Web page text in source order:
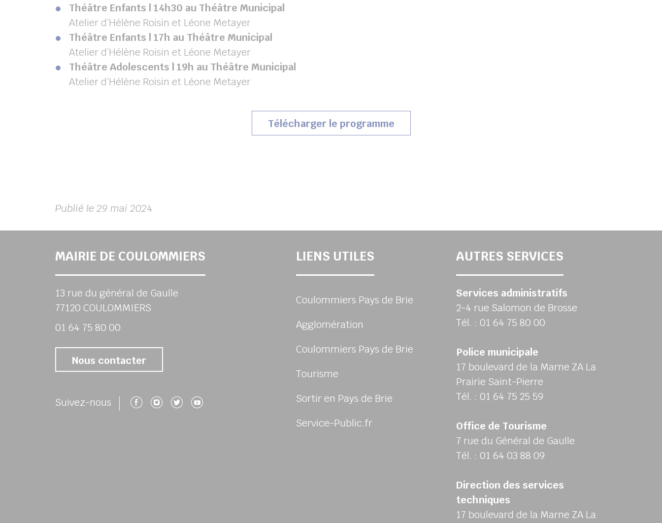
Théâtre Enfants | 14h30 au Théâtre Municipal
Atelier d’Hélène Roisin et Léone Metayer
Théâtre Enfants | 17h au Théâtre Municipal
Atelier d’Hélène Roisin et Léone Metayer
Théâtre Adolescents | 19h au Théâtre Municipal
Atelier d’Hélène Roisin et Léone Metayer
Télécharger le programme
Publié le 29 mai 2024
MAIRIE DE COULOMMIERS
13 rue du général de Gaulle
77120 COULOMMIERS
01 64 75 80 00
Nous contacter
Suivez-nous Suivez-nous sur Facebook
Suivez-nous sur Instagram
Suivez-nous sur Twitter
Suivez-nous sur Youtube
LIENS UTILES
Coulommiers Pays de Brie
Agglomération
Coulommiers Pays de Brie
Tourisme
Sortir en Pays de Brie
Service-Public.fr
AUTRES SERVICES
Services administratifs
2-4 rue Salomon de Brosse
Tél. : 01 64 75 80 00
Police municipale
17 boulevard de la Marne ZA La
Prairie Saint-Pierre
Tél. : 01 64 75 25 59
Office de Tourisme
7 rue du Général de Gaulle
Tél. : 01 64 03 88 09
Direction des services
techniques
17 boulevard de la Marne ZA La